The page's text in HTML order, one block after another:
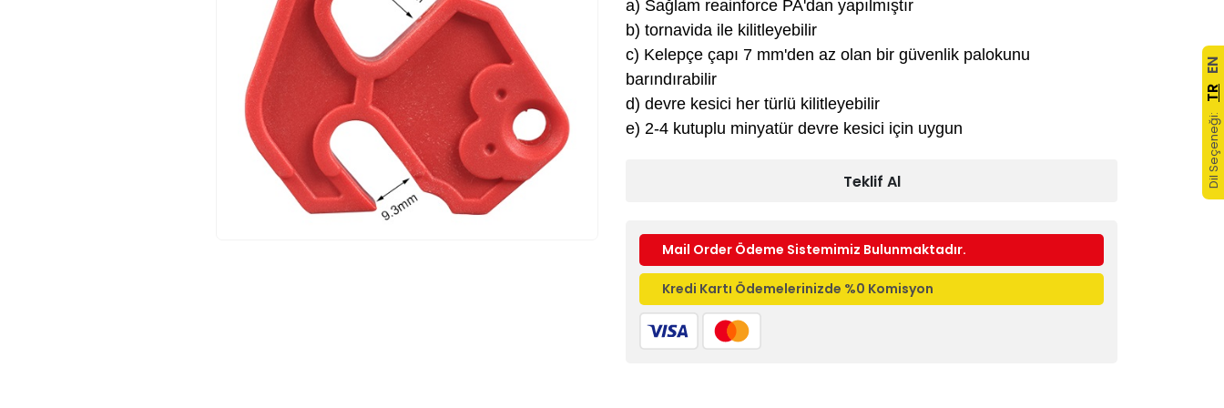
a) Sağlam reainforce PA'dan yapılmıştır
b) tornavida ile kilitleyebilir
c) Kelepçe çapı 7 mm'den az olan bir güvenlik palokunu
barındırabilir
d) devre kesici her türlü kilitleyebilir
e) 2-4 kutuplu minyatür devre kesici için uygun
Teklif Al
Mail Order Ödeme Sistemimiz Bulunmaktadır.
Kredi Kartı Ödemelerinizde %0 Komisyon
Dil Seçeneği:
TR
EN